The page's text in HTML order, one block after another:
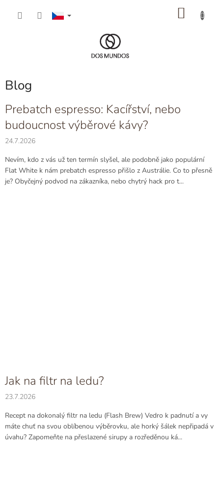
Blog
V
ý
p
i
č
l
á
Prebatch espresso: Kacířství, nebo
budoucnost výběrové kávy?
24.7.2026
Nevím, kdo z vás už ten termín slyšel, ale podobně jako populární
Flat White k nám prebatch espresso přišlo z Austrálie. Co to přesně
je? Obyčejný podvod na zákazníka, nebo chytrý hack pro t...
Jak na filtr na ledu?
23.7.2026
Recept na dokonalý filtr na ledu (Flash Brew) Vedro k padnutí a vy
máte chuť na svou oblíbenou výběrovku, ale horký šálek nepřipadá v
úvahu? Zapomeňte na přeslazené sirupy a rozředěnou ká...